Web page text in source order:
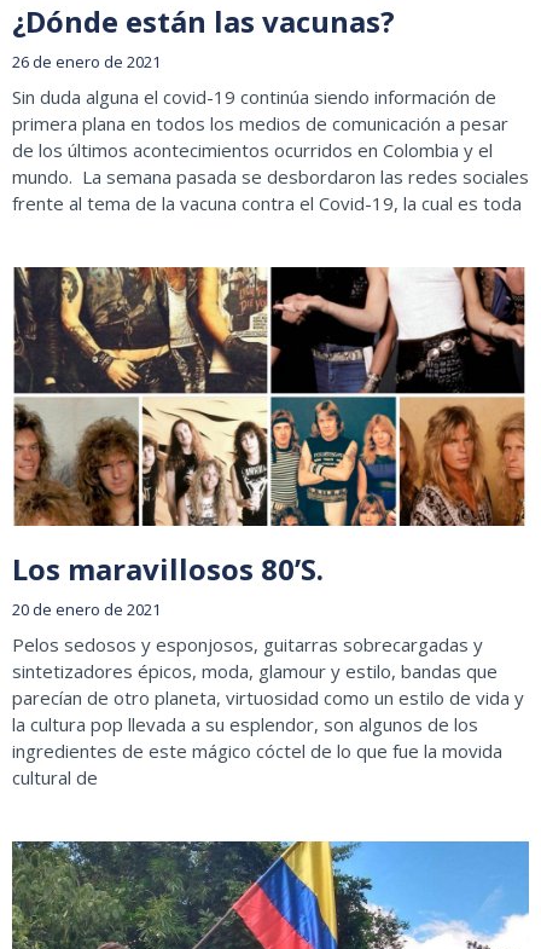
¿Dónde están las vacunas?
26 de enero de 2021
Sin duda alguna el covid-19 continúa siendo información de
primera plana en todos los medios de comunicación a pesar
de los últimos acontecimientos ocurridos en Colombia y el
mundo. La semana pasada se desbordaron las redes sociales
frente al tema de la vacuna contra el Covid-19, la cual es toda
Los maravillosos 80’S.
20 de enero de 2021
Pelos sedosos y esponjosos, guitarras sobrecargadas y
sintetizadores épicos, moda, glamour y estilo, bandas que
parecían de otro planeta, virtuosidad como un estilo de vida y
la cultura pop llevada a su esplendor, son algunos de los
ingredientes de este mágico cóctel de lo que fue la movida
cultural de